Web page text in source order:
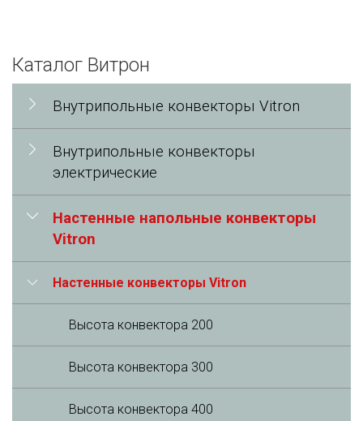
Каталог Витрон
Внутрипольные конвекторы Vitron
Внутрипольные конвекторы
электрические
Настенные напольные конвекторы
Vitron
Настенные конвекторы Vitron
Высота конвектора 200
Высота конвектора 300
Высота конвектора 400